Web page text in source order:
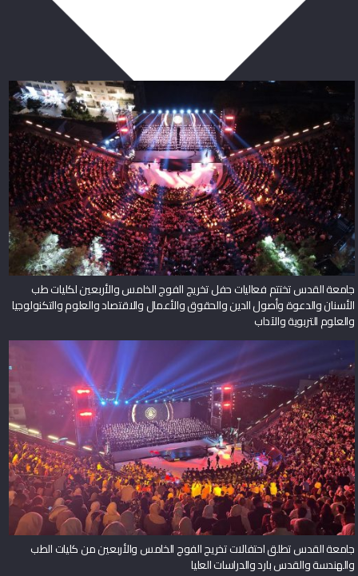
جامعة القدس تختتم فعاليات حفل تخريج الفوج الخامس والأربعين لكليات طب
الأسنان والدعوة وأصول الدين والحقوق والأعمال والاقتصاد والعلوم والتكنولوجيا
والعلوم التربوية والآداب
جامعة القدس تطلق احتفالات تخريج الفوج الخامس والأربعين من كليات الطب
والهندسة والقدس بارد والدراسات العليا